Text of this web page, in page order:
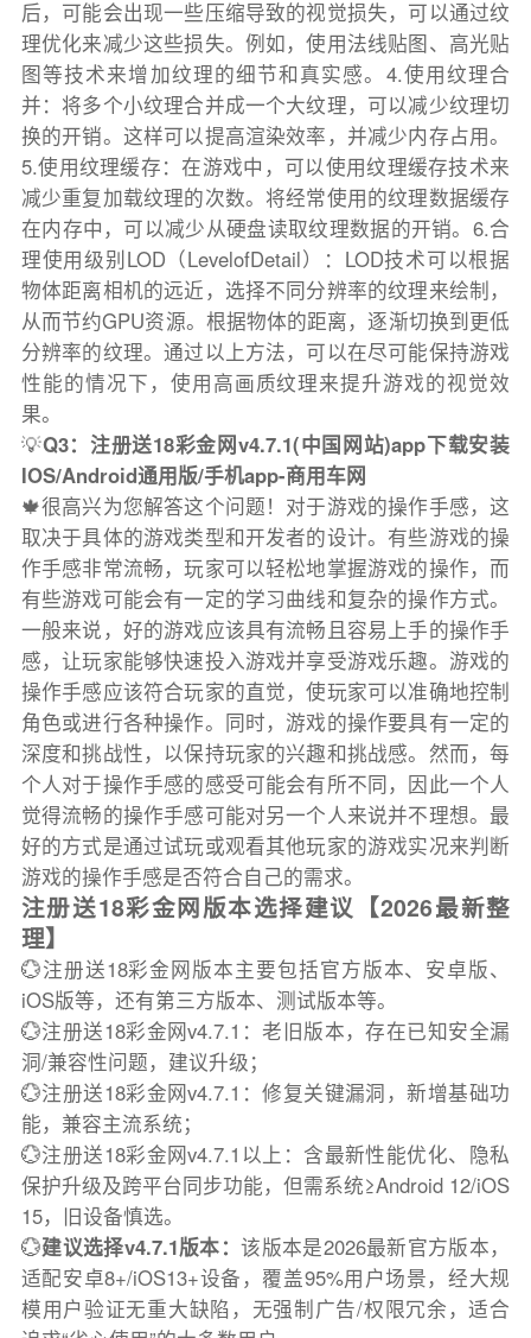
后，可能会出现一些压缩导致的视觉损失，可以通过纹
理优化来减少这些损失。例如，使用法线贴图、高光贴
图等技术来增加纹理的细节和真实感。4.使用纹理合
并：将多个小纹理合并成一个大纹理，可以减少纹理切
换的开销。这样可以提高渲染效率，并减少内存占用。
5.使用纹理缓存：在游戏中，可以使用纹理缓存技术来
减少重复加载纹理的次数。将经常使用的纹理数据缓存
在内存中，可以减少从硬盘读取纹理数据的开销。6.合
理使用级别LOD（LevelofDetail）：LOD技术可以根据
物体距离相机的远近，选择不同分辨率的纹理来绘制，
从而节约GPU资源。根据物体的距离，逐渐切换到更低
分辨率的纹理。通过以上方法，可以在尽可能保持游戏
性能的情况下，使用高画质纹理来提升游戏的视觉效
果。
💡Q3：注册送18彩金网v4.7.1(中国网站)app下载安装
IOS/Android通用版/手机app-商用车网
🍁很高兴为您解答这个问题！对于游戏的操作手感，这
取决于具体的游戏类型和开发者的设计。有些游戏的操
作手感非常流畅，玩家可以轻松地掌握游戏的操作，而
有些游戏可能会有一定的学习曲线和复杂的操作方式。
一般来说，好的游戏应该具有流畅且容易上手的操作手
感，让玩家能够快速投入游戏并享受游戏乐趣。游戏的
操作手感应该符合玩家的直觉，使玩家可以准确地控制
角色或进行各种操作。同时，游戏的操作要具有一定的
深度和挑战性，以保持玩家的兴趣和挑战感。然而，每
个人对于操作手感的感受可能会有所不同，因此一个人
觉得流畅的操作手感可能对另一个人来说并不理想。最
好的方式是通过试玩或观看其他玩家的游戏实况来判断
游戏的操作手感是否符合自己的需求。
注册送18彩金网版本选择建议【2026最新整
理】
💮注册送18彩金网版本主要包括官方版本、安卓版、
iOS版等，还有第三方版本、测试版本等。
💮注册送18彩金网v4.7.1：老旧版本，存在已知安全漏
洞/兼容性问题，建议升级；
💮注册送18彩金网v4.7.1：修复关键漏洞，新增基础功
能，兼容主流系统；
💮注册送18彩金网v4.7.1以上：含最新性能优化、隐私
保护升级及跨平台同步功能，但需系统≥Android 12/iOS
15，旧设备慎选。
💮建议选择v4.7.1版本：该版本是2026最新官方版本，
适配安卓8+/iOS13+设备，覆盖95%用户场景，经大规
模用户验证无重大缺陷，无强制广告/权限冗余，适合